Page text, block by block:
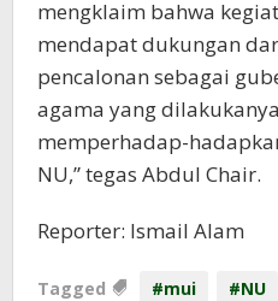
mengklaim bahwa
mendapat dukungan
pencalonan sebagai
agama yang
memperhadap-
NU,” tegas Abdul Chair.
Reporter: Ismail Alam
Tagged #mui
#NU